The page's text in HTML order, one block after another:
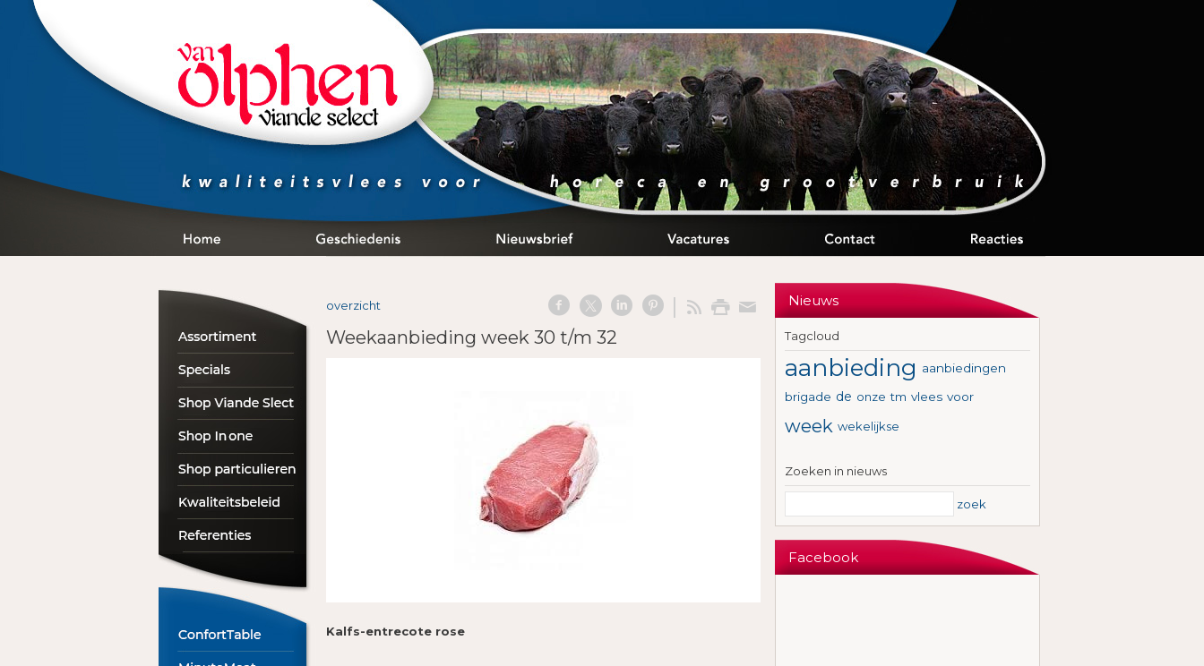
overzicht
Weekaanbieding week 30 t/m 32
Kalfs-entrecote rose
Nieuws
Tagcloud
aanbieding aanbiedingen
brigade de onze tm vlees voor
week wekelijkse
Zoeken in nieuws
zoek
Facebook